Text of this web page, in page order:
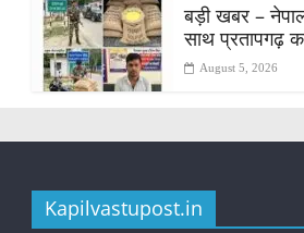
बड़ी खबर –
साथ प्रतापगढ़
August 5, 2026
Kapilvastupost.in